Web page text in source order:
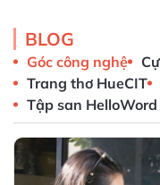
BLOG
Góc công nghệ
Trang thơ HueCIT
Tập san HelloWord